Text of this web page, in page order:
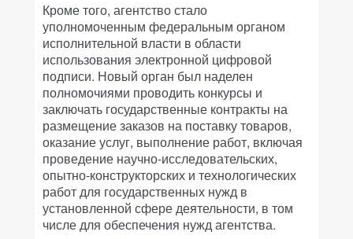
Кроме того, агентство стало
уполномоченным федеральным органом
исполнительной власти в области
использования электронной цифровой
подписи. Новый орган был наделен
полномочиями проводить конкурсы и
заключать государственные контракты на
размещение заказов на поставку товаров,
оказание услуг, выполнение работ, включая
проведение научно-исследовательских,
опытно-конструкторских и технологических
работ для государственных нужд в
установленной сфере деятельности, в том
числе для обеспечения нужд агентства.